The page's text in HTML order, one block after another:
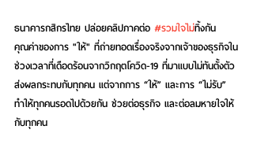
ธนาคารกสิกรไทย ปล่อยคลิปภาคต่อ #รวมใจไม่ทิ้งกัน
คุณค่าของการ "ให้" ที่ถ่ายทอดเรื่องจริงจากเจ้าของธุรกิจใน
ช่วงเวลาที่เดือดร้อนจากวิกฤตโควิด-19 ที่มาแบบไม่ทันตั้งตัว
ส่งผลกระทบกับทุกคน แต่จากการ “ให้” และการ “ไม่รับ”
ทำให้ทุกคนรอดไปด้วยกัน ช่วยต่อธุรกิจ และต่อลมหายใจให้
กับทุกคน